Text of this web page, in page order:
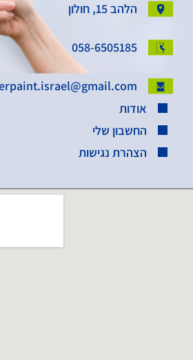
הלהב 15, חולון
058-6505185
אודות
החשבון שלי
הצהרת נגישות